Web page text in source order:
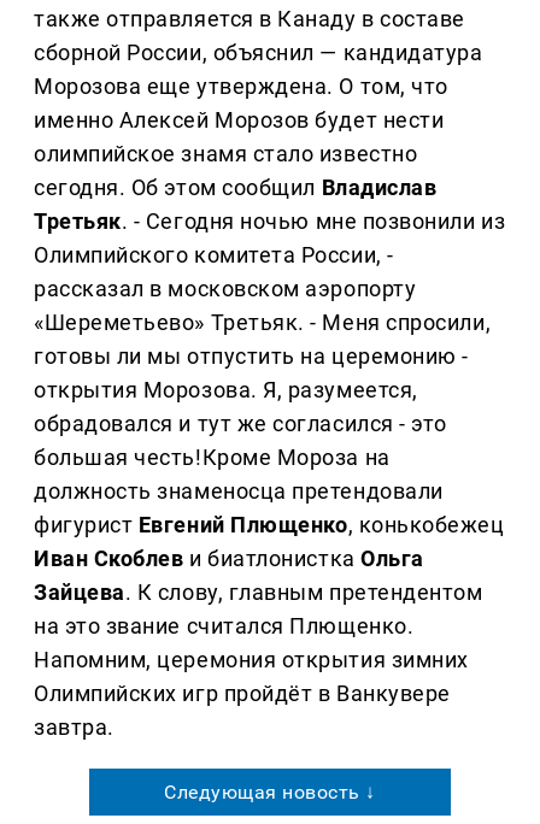
также отправляется в Канаду в составе
сборной России, объяснил — кандидатура
Морозова еще утверждена. О том, что
именно Алексей Морозов будет нести
олимпийское знамя стало известно
сегодня. Об этом сообщил Владислав
Третьяк. - Сегодня ночью мне позвонили из
Олимпийского комитета России, -
рассказал в московском аэропорту
«Шереметьево» Третьяк. - Меня спросили,
готовы ли мы отпустить на церемонию -
открытия Морозова. Я, разумеется,
обрадовался и тут же согласился - это
большая честь!Кроме Мороза на
должность знаменосца претендовали
фигурист Евгений Плющенко, конькобежец
Иван Скоблев и биатлонисткаОльга
Зайцева. К слову, главным претендентом
на это звание считался Плющенко.
Напомним, церемония открытия зимних
Олимпийских игр пройдёт в Ванкувере
завтра.
Следующая новость ↓